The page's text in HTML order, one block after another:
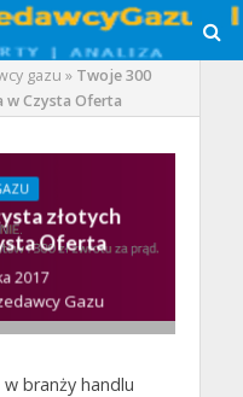
gazu » Twoje 300
w Czysta Oferta
złotych
Oferta
2017
Gazu
branży handlu